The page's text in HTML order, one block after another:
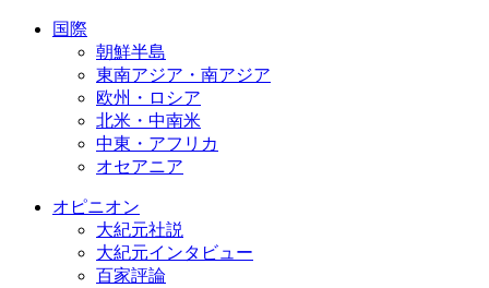
国際
朝鮮半島
東南アジア・南アジア
欧州・ロシア
北米・中南米
中東・アフリカ
オセアニア
オピニオン
大紀元社説
大紀元インタビュー
百家評論